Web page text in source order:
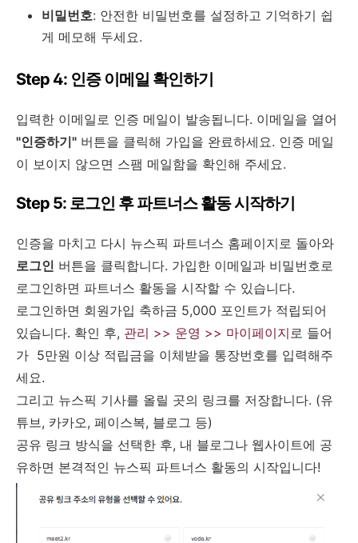
비밀번호: 안전한 비밀번호를 설정하고 기억하기 쉽
게 메모해 두세요.
Step 4: 인증 이메일 확인하기
입력한 이메일로 인증 메일이 발송됩니다. 이메일을 열어
"인증하기" 버튼을 클릭해 가입을 완료하세요. 인증 메일
이 보이지 않으면 스팸 메일함을 확인해 주세요.
Step 5: 로그인 후 파트너스 활동 시작하기
인증을 마치고 다시 뉴스픽 파트너스 홈페이지로 돌아와
로그인 버튼을 클릭합니다. 가입한 이메일과 비밀번호로
로그인하면 파트너스 활동을 시작할 수 있습니다.
로그인하면 회원가입 축하금 5,000 포인트가 적립되어
있습니다. 확인 후, 관리 >> 운영 >> 마이페이지 로 들어
가 5만원 이상 적립금을 이체받을 통장번호를 입력해주
세요.
그리고 뉴스픽 기사를 올릴 곳의 링크를 저장합니다. (유
튜브, 카카오, 페이스복, 블로그 등)
공유 링크 방식을 선택한 후, 내 블로그나 웹사이트에 공
유하면 본격적인 뉴스픽 파트너스 활동의 시작입니다!